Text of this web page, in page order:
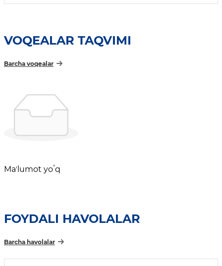
VOQEALAR TAQVIMI
Barcha voqealar
Maʼlumot yoʻq
FOYDALI HAVOLALAR
Barcha havolalar